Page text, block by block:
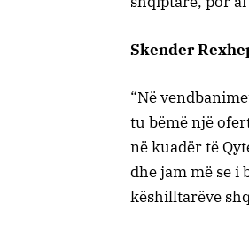
Skender
“Në
tu bëmë një
në kuadër të
dhe jam më se i
këshilltarëve